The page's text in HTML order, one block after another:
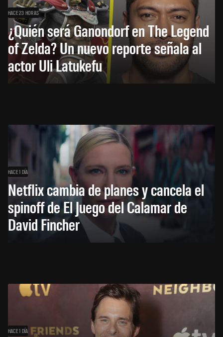
HACE 23 HORAS
¿Quién será Ganondorf en The Legend
of Zelda? Un nuevo reporte señala al
actor Uli Latukefu
HACE 1 DÍA
Netflix cambia de planes y cancela el
spinoff de El Juego del Calamar de
David Fincher
HACE 1 DÍA